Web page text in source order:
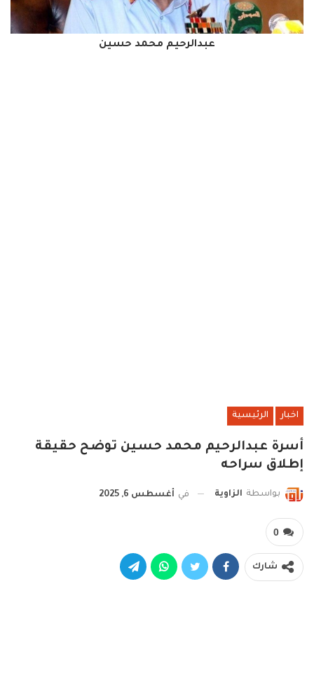
عبدالرحيم محمد حسين
اخبار الرئيسية
أسرة عبدالرحيم محمد حسين توضح حقيقة
إطلاق سراحه
بواسطة الزاوية في أغسطس 6, 2025
0
شارك